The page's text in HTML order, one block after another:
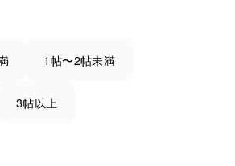
1帖〜2帖未満
3帖以上